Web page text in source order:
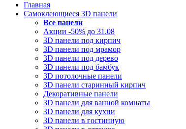
Главная
Самоклеющиеся 3D панели
Все панели
Акции -50% до 31.08
3D панели под кирпич
3D панели под мрамор
3D панели под дерево
3D панели под бамбук
3D потолочные панели
3D панели старинный кирпич
Декоративные панели
3D панели для ванной комнаты
3D панели для кухни
3D панели в гостинную